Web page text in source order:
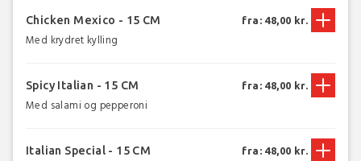
Chicken Mexico - 15 CM
Med krydret kylling
fra: 48,00 kr.
Spicy Italian - 15 CM
Med salami og pepperoni
fra: 48,00 kr.
Italian Special - 15 CM fra: 48,00 kr.